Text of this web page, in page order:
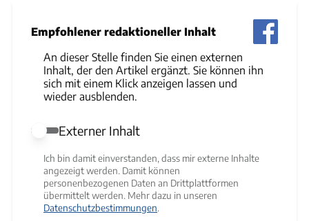
Empfohlener redaktioneller Inhalt
An dieser Stelle finden Sie einen externen
Inhalt, der den Artikel ergänzt. Sie können ihn
sich mit einem Klick anzeigen lassen und
wieder ausblenden.
Externer Inhalt erlauben
Externer Inhalt
Ich bin damit einverstanden, dass mir externe Inhalte
angezeigt werden. Damit können
personenbezogenen Daten an Drittplattformen
übermittelt werden. Mehr dazu in unseren
Datenschutzbestimmungen.